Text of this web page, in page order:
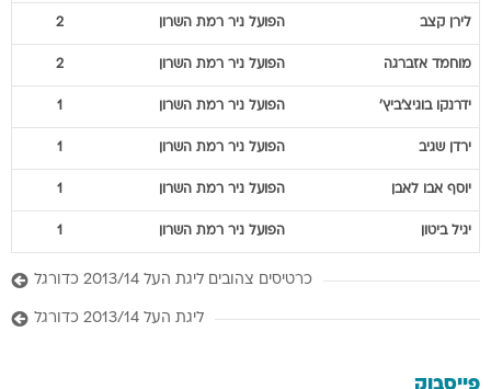
לירן קצב הפועל ניר רמת השרון 2
מוחמד אזברגה הפועל ניר רמת השרון 2
ידרנקו בוגיצ'ביץ' הפועל ניר רמת השרון 1
ירדן שגיב הפועל ניר רמת השרון 1
יוסף אבו לאבן הפועל ניר רמת השרון 1
יגיל ביטון הפועל ניר רמת השרון 1
כרטיסים צהובים ליגת העל 2013/14 כדורגל
ליגת העל 2013/14 כדורגל
פייסבוק